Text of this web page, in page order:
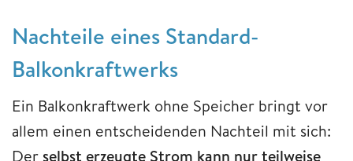
Nachteile eines Standard-
Balkonkraftwerks
Ein Balkonkraftwerk ohne Speicher bringt vor
allem einen entscheidenden Nachteil mit sich:
Der selbst erzeugte Strom kann nur teilweise